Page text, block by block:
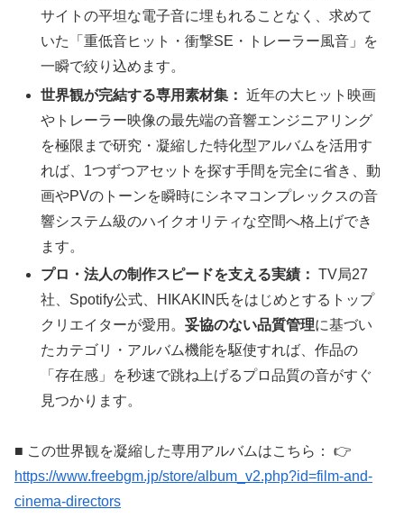
サイトの平坦な電子音に埋もれることなく、求めて
いた「重低音ヒット・衝撃SE・トレーラー風音」を
一瞬で絞り込めます。
世界観が完結する専用素材集： 近年の大ヒット映画
やトレーラー映像の最先端の音響エンジニアリング
を極限まで研究・凝縮した特化型アルバムを活用す
れば、1つずつアセットを探す手間を完全に省き、動
画やPVのトーンを瞬時にシネマコンプレックスの音
響システム級のハイクオリティな空間へ格上げでき
ます。
プロ・法人の制作スピードを支える実績： TV局27
社、Spotify公式、HIKAKIN氏をはじめとするトップ
クリエイターが愛用。妥協のない品質管理に基づい
たカテゴリ・アルバム機能を駆使すれば、作品の
「存在感」を秒速で跳ね上げるプロ品質の音がすぐ
見つかります。
■ この世界観を凝縮した専用アルバムはこちら： 👉
https://www.freebgm.jp/store/album_v2.php?id=film-and-
cinema-directors